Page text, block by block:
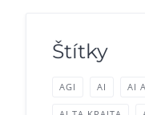
Štítky
AGI AI AI